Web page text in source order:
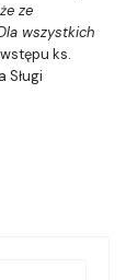
ze
wszystkich
ks.
Sługi